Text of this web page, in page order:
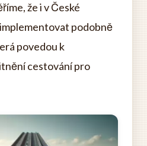
že i v České
podobně
povedou k
cestování pro